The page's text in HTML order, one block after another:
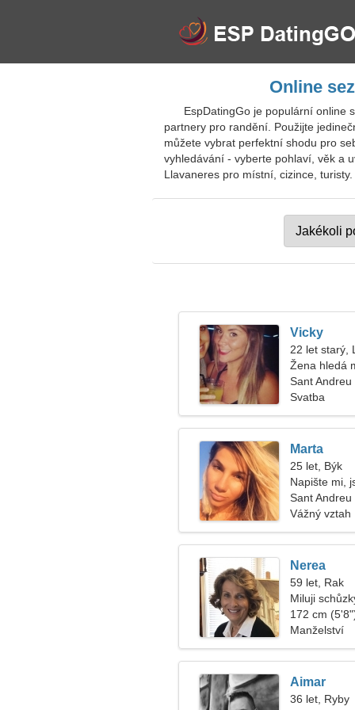
Online
EspDatingGo je populární online
partnery pro randění. Použijte
můžete vybrat perfektní shodu pro
vyhledávání - vyberte pohlaví, věk a
Llavaneres pro místní, cizince, turisty.
Vicky
22 let starý,
Žena hledá
Sant
Svatba
Marta
25 let, Býk
Napište mi,
Sant
Vážný vztah
Nerea
59 let, Rak
Miluji
172 cm
Manželství
Aimar
36 let, Ryby